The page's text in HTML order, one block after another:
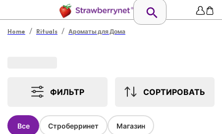
Home / Rituals / Ароматы для Дома
ФИЛЬТР СОРТИРОВАТЬ
Все Строберринет Магазин